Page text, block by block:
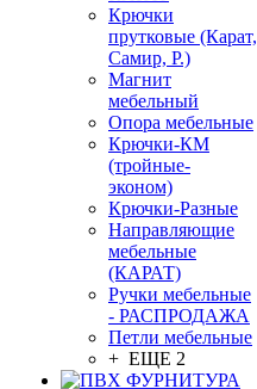
Крючки
прутковые (Карат,
Самир, Р.)
Магнит
мебельный
Опора мебельные
Крючки-КМ
(тройные-
эконом)
Крючки-Разные
Направляющие
мебельные
(КАРАТ)
Ручки мебельные
- РАСПРОДАЖА
Петли мебельные
+ ЕЩЕ 2